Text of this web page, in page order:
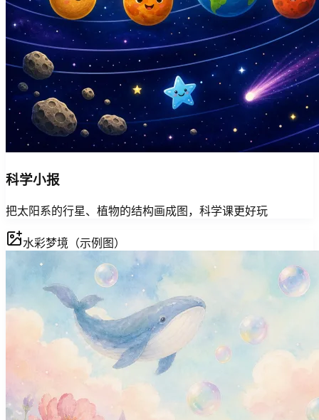
科学小报
把太阳系的行星、植物的结构画成图，科学课更好玩
水彩梦境（示例图）